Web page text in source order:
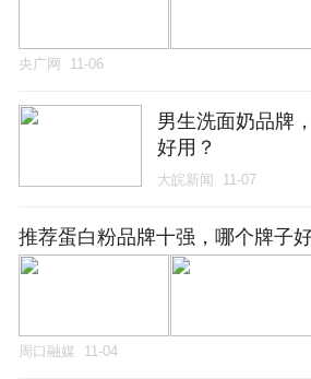
央广网 11-06
男生洗面奶品牌
好用？
大皖新闻 11-07
推荐蛋白粉品牌十强，哪个牌子
周口融媒 11-04